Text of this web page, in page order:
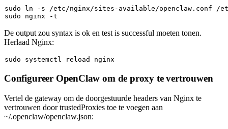
sudo
ln
sudo
De output zou syntax is ok en test is successful moeten tonen.
Herlaad Nginx:
sudo
Configureer OpenClaw om de proxy te vertrouwen
Vertel de gateway om de doorgestuurde headers van Nginx te
vertrouwen doortrustedProxies toe te voegen aan
~/.openclaw/openclaw.json: